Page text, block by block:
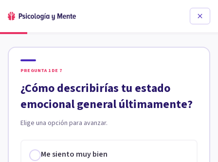
PREGUNTA 1 DE 7
¿Cómo describirías tu estado
emocional general últimamente?
Elige una opción para avanzar.
Me siento muy bien